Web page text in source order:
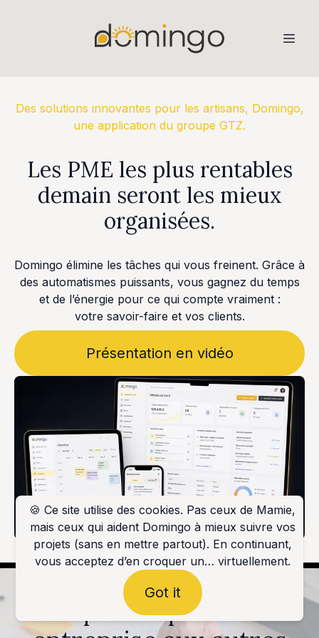
Des solutions innovantes pour les artisans, Domingo,
une application du groupe GTZ.
Les PME les plus rentables
demain seront les mieux
organisées.
Domingo élimine les tâches qui vous freinent. Grâce à
des automatismes puissants, vous gagnez du temps
et de l’énergie pour ce qui compte vraiment :
votre savoir-faire et vos clients.
Présentation en vidéo
Vos clients ne
comparent plus votre
🍪 Ce site utilise des cookies. Pas ceux de Mamie,
mais ceux qui aident Domingo à mieux suivre vos
projets (sans en mettre partout). En continuant,
vous acceptez d’en croquer un… virtuellement.
Got it